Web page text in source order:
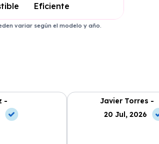
Eficiente
variar según el modelo y año.
-
Javier Torres -
20 Jul, 2026